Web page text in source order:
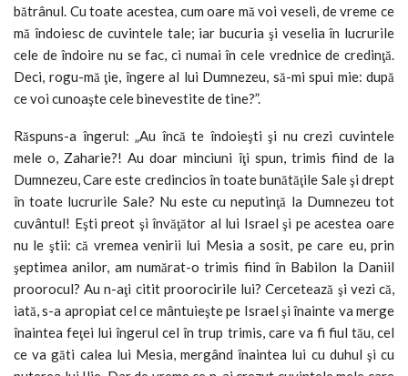
bătrânul. Cu toate acestea, cum oare mă voi veseli, de vreme ce
mă îndoiesc de cuvintele tale; iar bucuria şi veselia în lucrurile
cele de îndoire nu se fac, ci numai în cele vrednice de credinţă.
Deci, rogu-mă ţie, îngere al lui Dumnezeu, să-mi spui mie: după
ce voi cunoaşte cele binevestite de tine?”.
Răspuns-a îngerul: „Au încă te îndoieşti şi nu crezi cuvintele
mele o, Zaharie?! Au doar minciuni îţi spun, trimis fiind de la
Dumnezeu, Care este credincios în toate bunătăţile Sale şi drept
în toate lucrurile Sale? Nu este cu neputinţă la Dumnezeu tot
cuvântul! Eşti preot şi învăţător al lui Israel şi pe acestea oare
nu le ştii: că vremea venirii lui Mesia a sosit, pe care eu, prin
şeptimea anilor, am numărat-o trimis fiind în Babilon la Daniil
proorocul? Au n-aţi citit proorocirile lui? Cercetează şi vezi că,
iată, s-a apropiat cel ce mântuieşte pe Israel şi înainte va merge
înaintea feţei lui îngerul cel în trup trimis, care va fi fiul tău, cel
ce va găti calea lui Mesia, mergând înaintea lui cu duhul şi cu